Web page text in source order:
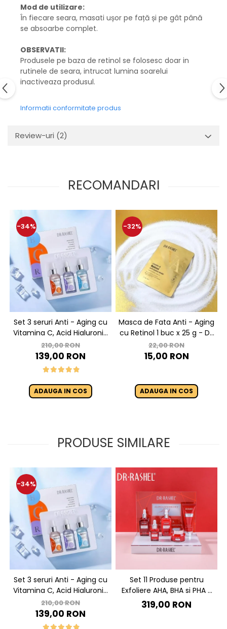
Mod de utilizare:
În fiecare seara, masati ușor pe față și pe gât până
se absoarbe complet.
OBSERVATII:
Produsele pe baza de retinol se folosesc doar in
rutinele de seara, intrucat lumina soarelui
inactiveaza produsul.
Informatii conformitate produs
Review-uri (2)
RECOMANDARI
-34%
Set 3 seruri Anti - Aging cu
Vitamina C, Acid Hialuronic
si Retinol - Dr. Rashel Facial
Serum pack
210,00 RON
139,00 RON
ADAUGA IN COS
-32%
Masca de Fata Anti - Aging
cu Retinol 1 buc x 25 g - Dr.
Rashel Vitamin A Retinol
Anti-Aging Mask
22,00 RON
15,00 RON
ADAUGA IN COS
PRODUSE SIMILARE
-34%
Set 3 seruri Anti - Aging cu
Vitamina C, Acid Hialuronic
si Retinol - Dr. Rashel Facial
Serum pack
210,00 RON
139,00 RON
Set 11 Produse pentru
Exfoliere AHA, BHA si PHA -
Dr. Rashel Miracle Renewal
319,00 RON